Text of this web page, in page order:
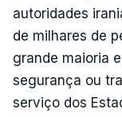
autoridades
de milhares de
grande maioria
segurança ou
serviço dos